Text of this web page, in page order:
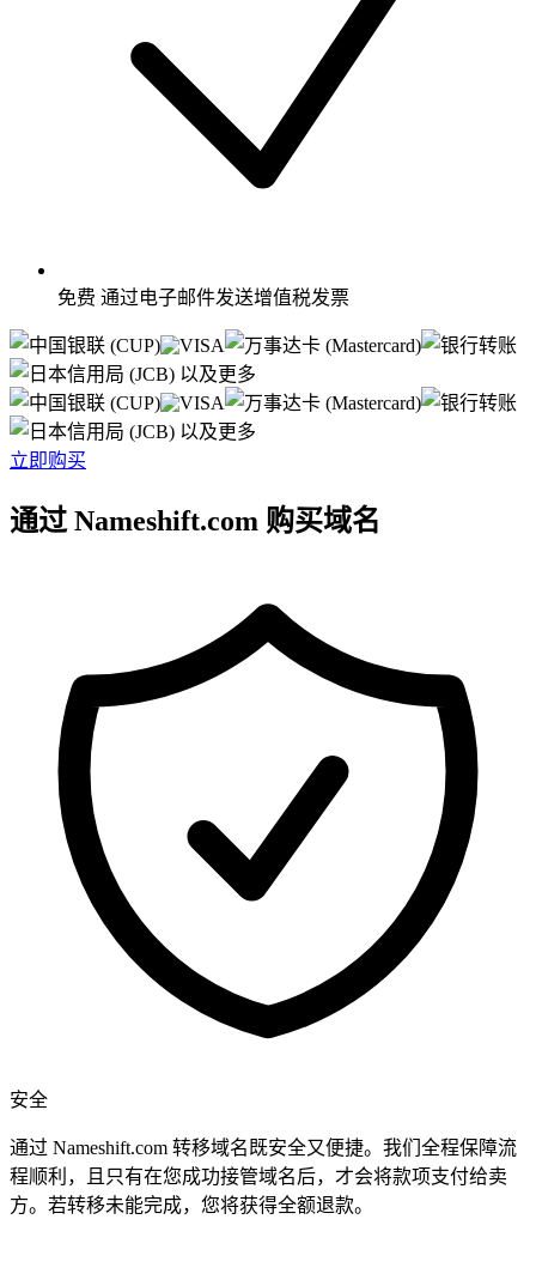
免费 通过电子邮件发送增值税发票
以及更多
以及更多
立即购买
通过 Nameshift.com 购买域名
安全
通过 Nameshift.com 转移域名既安全又便捷。我们全程保障流
程顺利，且只有在您成功接管域名后，才会将款项支付给卖
方。若转移未能完成，您将获得全额退款。